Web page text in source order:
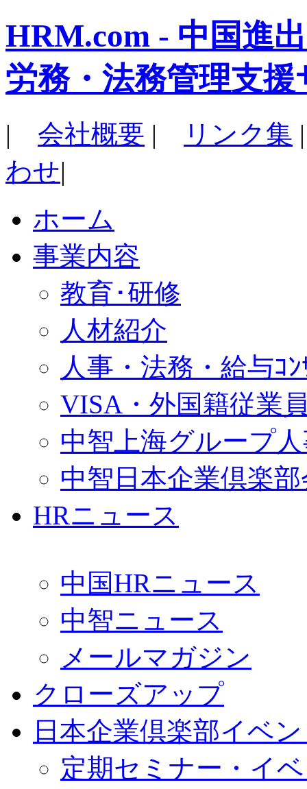
HRM.com - 中国進
労務・法務管理支援
| 会社概要 | リンク集
わせ|
ホーム
事業内容
教育･研修
人材紹介
人事・法務・給与ｺﾝ
VISA・外国籍従業
中智上海グループ
中智日本企業倶楽
HRニュース
中国HRニュース
中智ニュース
メールマガジン
クローズアップ
日本企業倶楽部イベ
定期セミナー・イ